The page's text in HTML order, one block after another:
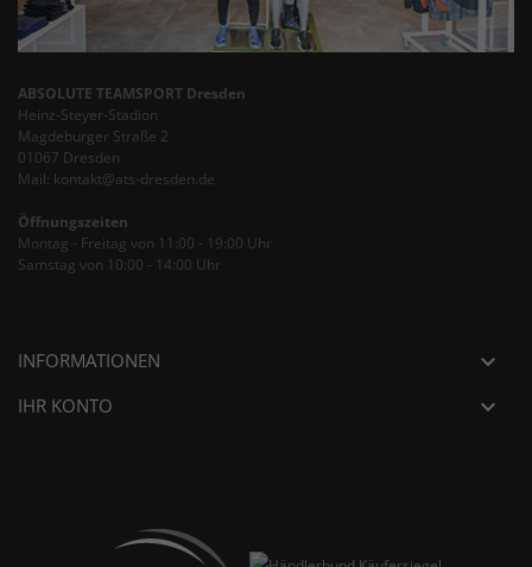
ABSOLUTE TEAMSPORT Dresden
Heinz-Steyer-Stadion
Magdeburger Straße 2
01067 Dresden
Mail: kontakt@ats-dresden.de
Öffnungszeiten
Montag - Freitag von 11:00 - 19:00 Uhr
Samstag von 10:00 - 14:00 Uhr
INFORMATIONEN 
IHR KONTO 